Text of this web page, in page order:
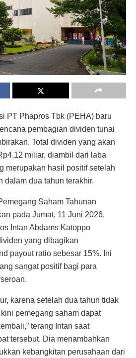
PT Phapros Tbk (PEHA) baru
pembagian dividen tunai
Total dividen yang akan
miliar, diambil dari laba
merupakan hasil positif setelah
dalam dua tahun terakhir.
Saham Tahunan
pada Jumat, 11 Juni 2026,
Intan Abdams Katoppo
yang dibagikan
payout ratio sebesar 15%. Ini
sangat positif bagi para
karena setelah dua tahun tidak
pemegang saham dapat
terang Intan saat
tersebut. Dia menambahkan
kebangkitan perusahaan dari